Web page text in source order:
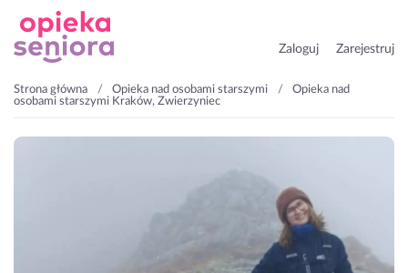
Zaloguj Zarejestruj
Strona główna Opieka nad osobami starszymi
Opieka nad
osobami starszymi Kraków, Zwierzyniec